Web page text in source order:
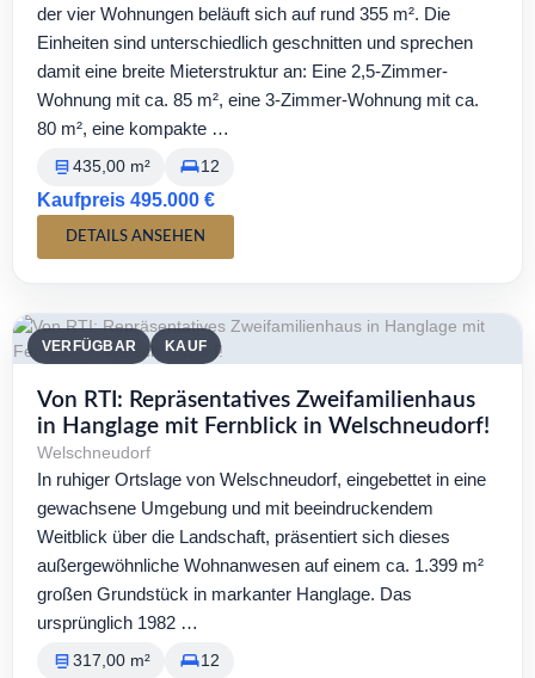
der vier Wohnungen beläuft sich auf rund 355 m². Die
Einheiten sind unterschiedlich geschnitten und sprechen
damit eine breite Mieterstruktur an: Eine 2,5-Zimmer-
Wohnung mit ca. 85 m², eine 3-Zimmer-Wohnung mit ca.
80 m², eine kompakte …
435,00 m² 12
Kaufpreis 495.000 €
DETAILS ANSEHEN
VERFÜGBAR KAUF
Von RTI: Repräsentatives Zweifamilienhaus
in Hanglage mit Fernblick in Welschneudorf!
Welschneudorf
In ruhiger Ortslage von Welschneudorf, eingebettet in eine
gewachsene Umgebung und mit beeindruckendem
Weitblick über die Landschaft, präsentiert sich dieses
außergewöhnliche Wohnanwesen auf einem ca. 1.399 m²
großen Grundstück in markanter Hanglage. Das
ursprünglich 1982 …
317,00 m² 12